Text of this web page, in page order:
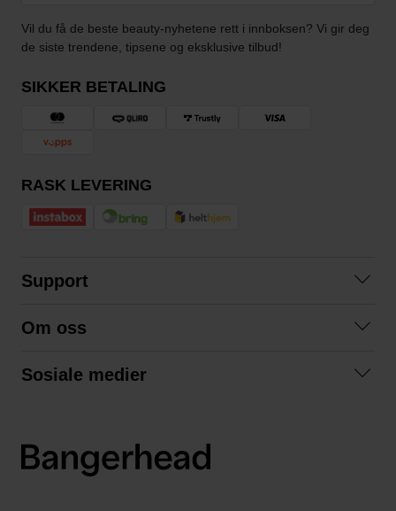
Vil du få de beste beauty-nyhetene rett i innboksen? Vi gir deg
de siste trendene, tipsene og eksklusive tilbud!
SIKKER BETALING
RASK LEVERING
Support
Kjøpsvilkår
Om oss
Sosiale medier
LinkedIn